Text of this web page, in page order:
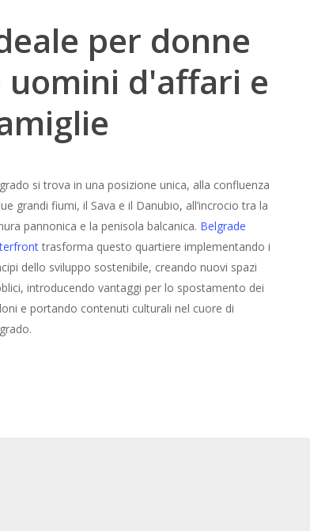
per donne
uomini d'affari e
si trova in una posizione unica, alla confluenza
grandi fiumi, il Sava e il Danubio, all’incrocio tra la
pannonica e la penisola balcanica. Belgrade
trasforma questo quartiere implementando i
dello sviluppo sostenibile, creando nuovi spazi
introducendo vantaggi per lo spostamento dei
e portando contenuti culturali nel cuore di